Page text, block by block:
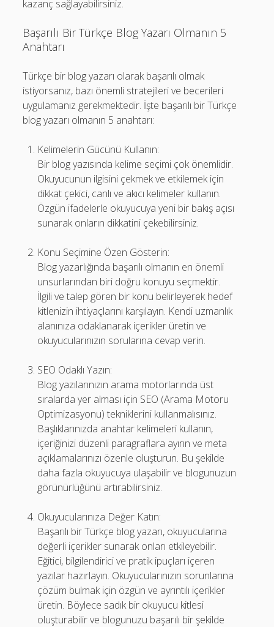
kazanç sağlayabilirsiniz.
Başarılı Bir Türkçe Blog Yazarı Olmanın 5
Anahtarı
Türkçe bir blog yazarı olarak başarılı olmak
istiyorsanız, bazı önemli stratejileri ve becerileri
uygulamanız gerekmektedir. İşte başarılı bir Türkçe
blog yazarı olmanın 5 anahtarı:
Kelimelerin Gücünü Kullanın:
Bir blog yazısında kelime seçimi çok önemlidir.
Okuyucunun ilgisini çekmek ve etkilemek için
dikkat çekici, canlı ve akıcı kelimeler kullanın.
Özgün ifadelerle okuyucuya yeni bir bakış açısı
sunarak onların dikkatini çekebilirsiniz.
Konu Seçimine Özen Gösterin:
Blog yazarlığında başarılı olmanın en önemli
unsurlarından biri doğru konuyu seçmektir.
İlgili ve talep gören bir konu belirleyerek hedef
kitlenizin ihtiyaçlarını karşılayın. Kendi uzmanlık
alanınıza odaklanarak içerikler üretin ve
okuyucularınızın sorularına cevap verin.
SEO Odaklı Yazın:
Blog yazılarınızın arama motorlarında üst
sıralarda yer alması için SEO (Arama Motoru
Optimizasyonu) tekniklerini kullanmalısınız.
Başlıklarınızda anahtar kelimeleri kullanın,
içeriğinizi düzenli paragraflara ayırın ve meta
açıklamalarınızı özenle oluşturun. Bu şekilde
daha fazla okuyucuya ulaşabilir ve blogunuzun
görünürlüğünü artırabilirsiniz.
Okuyucularınıza Değer Katın:
Başarılı bir Türkçe blog yazarı, okuyucularına
değerli içerikler sunarak onları etkileyebilir.
Eğitici, bilgilendirici ve pratik ipuçları içeren
yazılar hazırlayın. Okuyucularınızın sorunlarına
çözüm bulmak için özgün ve ayrıntılı içerikler
üretin. Böylece sadık bir okuyucu kitlesi
oluşturabilir ve blogunuzu başarılı bir şekilde